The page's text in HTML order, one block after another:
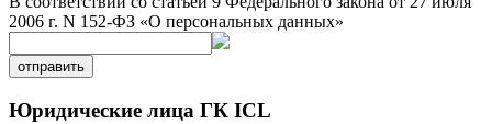
2006 г. N 152-ФЗ «О персональных данных»
отправить
Юридические лица ГК ICL